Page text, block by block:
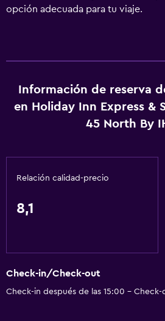
opción adecuada para tu viaje.
Información de reserva
en Holiday Inn Express &
45 North By
Relación calidad-precio
8,1
Check-in/Check-out
Check-in después de las 15:00 - Check-